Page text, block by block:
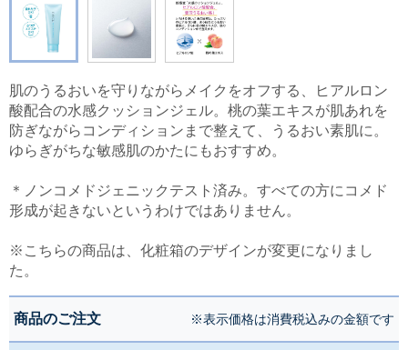
肌のうるおいを守りながらメイクをオフする、ヒアルロン
酸配合の水感クッションジェル。桃の葉エキスが肌あれを
防ぎながらコンディションまで整えて、うるおい素肌に。
ゆらぎがちな敏感肌のかたにもおすすめ。
＊ノンコメドジェニックテスト済み。すべての方にコメド
形成が起きないというわけではありません。
※こちらの商品は、化粧箱のデザインが変更になりまし
た。
商品のご注文 ※表示価格は消費税込みの金額です